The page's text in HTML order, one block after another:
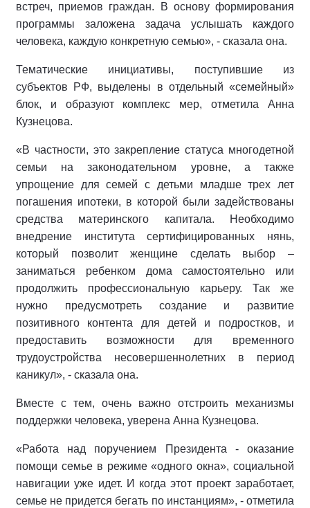
встреч, приемов граждан. В основу формирования
программы заложена задача услышать каждого
человека, каждую конкретную семью», - сказала она.
Тематические инициативы, поступившие из
субъектов РФ, выделены в отдельный «семейный»
блок, и образуют комплекс мер, отметила Анна
Кузнецова.
«В частности, это закрепление статуса многодетной
семьи на законодательном уровне, а также
упрощение для семей с детьми младше трех лет
погашения ипотеки, в которой были задействованы
средства материнского капитала. Необходимо
внедрение института сертифицированных нянь,
который позволит женщине сделать выбор –
заниматься ребенком дома самостоятельно или
продолжить профессиональную карьеру. Так же
нужно предусмотреть создание и развитие
позитивного контента для детей и подростков, и
предоставить возможности для временного
трудоустройства несовершеннолетних в период
каникул», - сказала она.
Вместе с тем, очень важно отстроить механизмы
поддержки человека, уверена Анна Кузнецова.
«Работа над поручением Президента - оказание
помощи семье в режиме «одного окна», социальной
навигации уже идет. И когда этот проект заработает,
семье не придется бегать по инстанциям», - отметила